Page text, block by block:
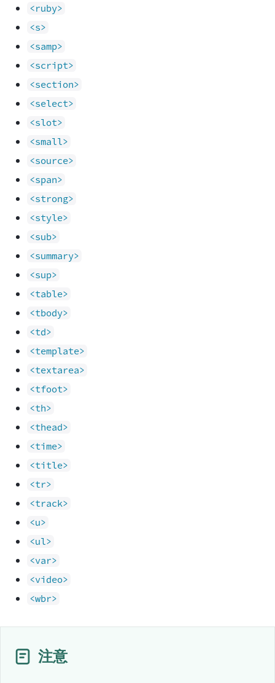
<ruby>
<s>
<samp>
<script>
<section>
<select>
<slot>
<small>
<source>
<span>
<strong>
<style>
<sub>
<summary>
<sup>
<table>
<tbody>
<td>
<template>
<textarea>
<tfoot>
<th>
<thead>
<time>
<title>
<tr>
<track>
<u>
<ul>
<var>
<video>
<wbr>
注意